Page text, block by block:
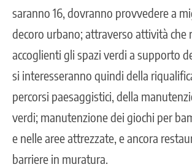
saranno 16, dovranno provvedere a
decoro urbano; attraverso attività che
accoglienti gli spazi verdi a supporto
si interesseranno quindi della
percorsi paesaggistici, della
verdi; manutenzione dei giochi per
e nelle aree attrezzate, e ancora
barriere in muratura.